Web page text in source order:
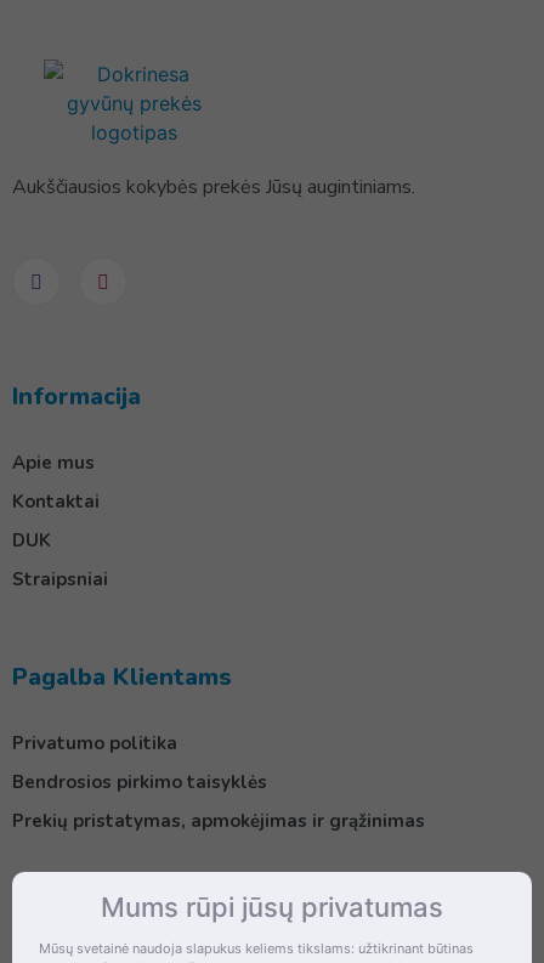
Aukščiausios kokybės prekės Jūsų augintiniams.
Informacija
Apie mus
Kontaktai
DUK
Straipsniai
Pagalba Klientams
Privatumo politika
Bendrosios pirkimo taisyklės
Prekių pristatymas, apmokėjimas ir grąžinimas
KontaktaiMums rūpi jūsų privatumas
Mūsų svetainė naudoja slapukus keliems tikslams: užtikrinant būtinas